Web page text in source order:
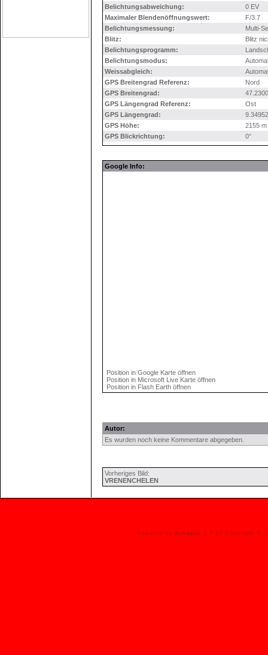
Belichtungsabweichung:
0 EV
Maximaler Blendenöffnungswert:
F/3.7
Belichtungsmessung:
Multi-
Blitz:
Blitz
Belichtungsprogramm:
Belichtungsmodus:
Weissabgleich:
GPS Breitengrad Referenz:
Nord
GPS Breitengrad:
GPS Längengrad Referenz:
Ost
GPS Längengrad:
GPS Höhe:
2155 m
GPS Blickrichtung:
0°
Google Info:
Position in Google Karte öffnen
Position in Microsoft Live Karte öffnen
Position in Flash Earth öffnen
Autor:
Es wurden noch keine Kommentare abgegeben.
Vorheriges Bild:
VRENENCHELEN
Powered by 4images 1.7.10 Copyright ©